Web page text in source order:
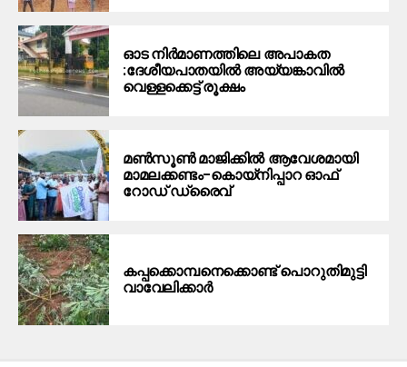
ഓട നിർമാണത്തിലെ അപാകത
:ദേശീയപാതയിൽ അയ്യങ്കാവിൽ
വെള്ളക്കെട്ട് രൂക്ഷം
മൺസൂൺ മാജിക്കിൽ ആവേശമായി
മാമലക്കണ്ടം–കൊയ്‌നിപ്പാറ ഓഫ്
റോഡ് ഡ്രൈവ്
കപ്പക്കൊമ്പനെക്കൊണ്ട് പൊറുതിമുട്ടി
വാവേലിക്കാർ